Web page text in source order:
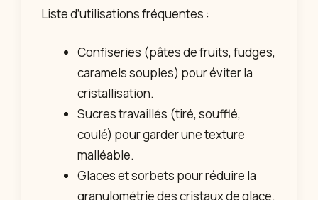
Liste d’utilisations fréquentes :
Confiseries (pâtes de fruits, fudges,
caramels souples) pour éviter la
cristallisation.
Sucres travaillés (tiré, soufflé,
coulé) pour garder une texture
malléable.
Glaces et sorbets pour réduire la
granulométrie des cristaux de glace.